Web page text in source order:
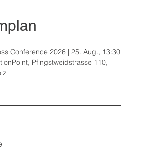
Conference 2026 |25. Aug., 13:30
Pfingstweidstrasse 110,